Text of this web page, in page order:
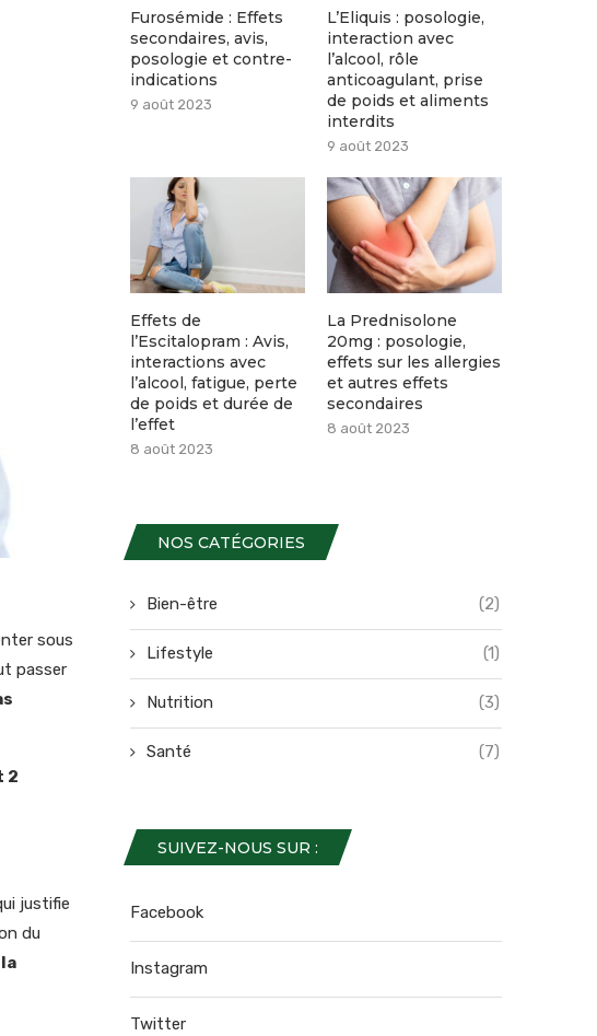
sous
passer
2
justifie
du
Furosémide : Effets
secondaires, avis,
posologie et contre-
indications
9 août 2023
L’Eliquis : posologie,
interaction avec
l’alcool, rôle
anticoagulant, prise
de poids et aliments
interdits
9 août 2023
Effets de
l’Escitalopram : Avis,
interactions avec
l’alcool, fatigue, perte
de poids et durée de
l’effet
8 août 2023
La Prednisolone
20mg : posologie,
effets sur les allergies
et autres effets
secondaires
8 août 2023
NOS CATÉGORIES
Bien-être (2)
Lifestyle (1)
Nutrition (3)
Santé (7)
SUIVEZ-NOUS SUR :
Facebook
Instagram
Twitter